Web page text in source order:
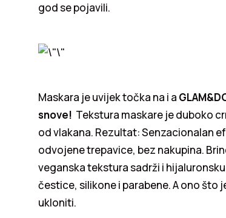
god se pojavili.
Maskara je uvijek točka na i a
snove! Tekstura maskare je duboko
od vlakana. Rezultat: Senzacionalan
odvojene trepavice, bez nakupina.
veganska tekstura sadrži i
čestice, silikone i parabene. A ono što
ukloniti.